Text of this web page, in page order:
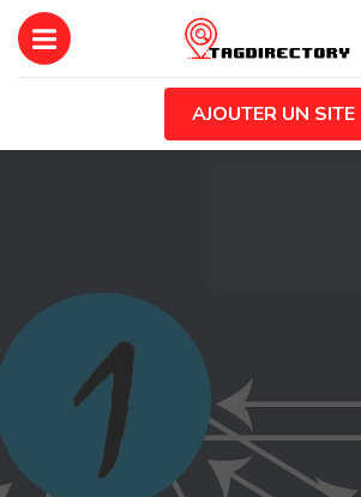
AJOUTER UN SITE